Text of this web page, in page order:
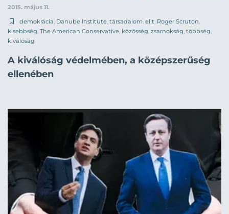
2015. május 11.
demokrácia Danube Institute társadalom elit Roger Scruton
kisebbség The American Conservative közösség zsarnokság többség
kiválóság
A kiválóság védelmében, a középszerűség
ellenében